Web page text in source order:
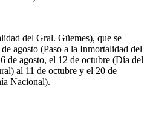
del Gral. Güemes), que se
agosto (Paso a la Inmortalidad del
de agosto, el 12 de octubre (Día del
al 11 de octubre y el 20 de
Nacional).